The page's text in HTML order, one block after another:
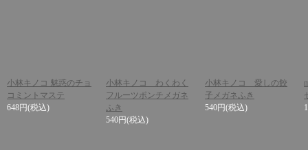
小林キノコ 魅惑のチョ
コミントマステ
648円(税込)
小林キノコ わくわく
フルーツポンチメガネ
ふき
540円(税込)
小林キノコ 愛しの餃
子メガネふき
540円(税込)